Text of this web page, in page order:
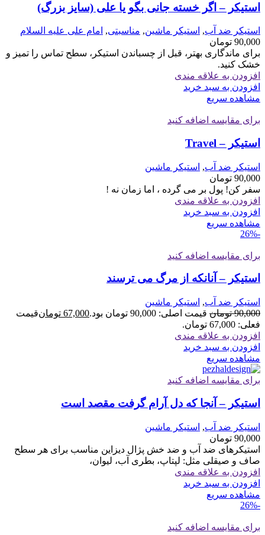
استیکر – اگر خسته جانی بگو یا علی (سایز بزرگ)
استیکر ضد آب, استیکر ماشین, مناسبتی, امام علی علیه السلام
90,000 تومان
برای ماندگاری بهتر، قبل از چسباندن استیکر، سطح تماس را تمیز و
خشک کنید.
افزودن به علاقه مندی
افزودن به سبد خرید
مشاهده سریع
برای مقایسه اضافه کنید
استیکر – Travel
استیکر ضد آب, استیکر ماشین
90,000 تومان
سفر کن! پول بر می گرده ، اما زمان نه !
افزودن به علاقه مندی
افزودن به سبد خرید
مشاهده سریع
-26%
برای مقایسه اضافه کنید
استیکر – آنانکه از مرگ می ترسند
استیکر ضد آب, استیکر ماشین
90,000 تومان قیمت اصلی: 90,000 تومان بود. 67,000 تومانقیمت
فعلی: 67,000 تومان.
افزودن به علاقه مندی
افزودن به سبد خرید
مشاهده سریع
برای مقایسه اضافه کنید
استیکر – آنجا که دل آرام گرفت مقصد است
استیکر ضد آب, استیکر ماشین
90,000 تومان
استیکرهای ضد آب و ضد خش پژال دیزاین مناسب برای هر سطح
صاف و صیقلی مثل: لپتاپ، بطری آب، لیوان،
افزودن به علاقه مندی
افزودن به سبد خرید
مشاهده سریع
-26%
برای مقایسه اضافه کنید